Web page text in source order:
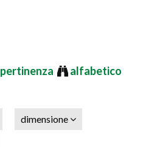
pertinenza
alfabetico
dimensione